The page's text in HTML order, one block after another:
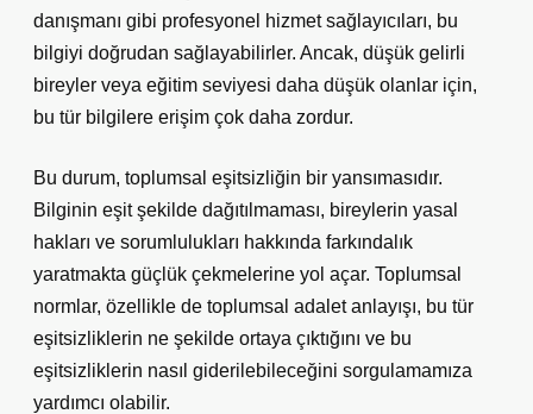
danışmanı gibi profesyonel hizmet sağlayıcıları, bu
bilgiyi doğrudan sağlayabilirler. Ancak, düşük gelirli
bireyler veya eğitim seviyesi daha düşük olanlar için,
bu tür bilgilere erişim çok daha zordur.
Bu durum, toplumsal eşitsizliğin bir yansımasıdır.
Bilginin eşit şekilde dağıtılmaması, bireylerin yasal
hakları ve sorumlulukları hakkında farkındalık
yaratmakta güçlük çekmelerine yol açar. Toplumsal
normlar, özellikle de toplumsal adalet anlayışı, bu tür
eşitsizliklerin ne şekilde ortaya çıktığını ve bu
eşitsizliklerin nasıl giderilebileceğini sorgulamamıza
yardımcı olabilir.